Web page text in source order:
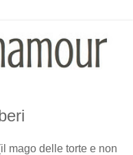
mago delle torte e non